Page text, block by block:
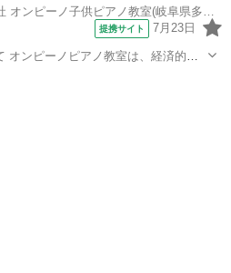
提携サイト 7月23日
オンピーノピアノ教室は、経済的な